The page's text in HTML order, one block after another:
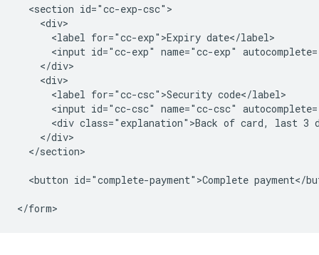
  <section id="cc-exp-csc">
    <div>
      <label for="cc-exp">Expiry date</label>
<input id="cc-exp" name="cc-exp"
    </div>
    <div>
      <label for="cc-csc">Security code</label>
<input id="cc-csc" name="cc-csc"
<div class="explanation">Back of card, last 3
    </div>
  </section>
<button id="complete-payment">Complete payment</